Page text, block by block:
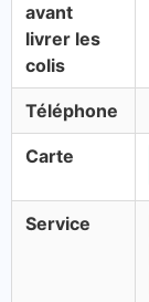
avant
livrer les
colis
Téléphone
Carte
Service